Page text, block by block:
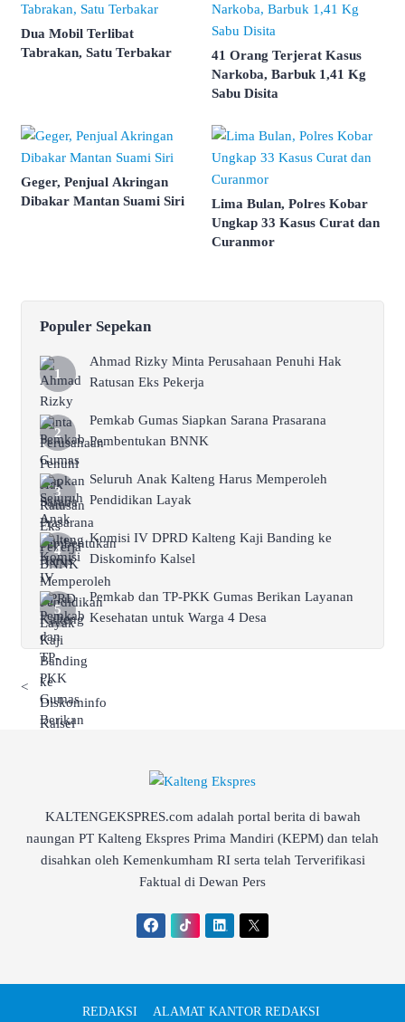
Dua Mobil Terlibat
Tabrakan, Satu Terbakar
41 Orang Terjerat Kasus
Narkoba, Barbuk 1,41 Kg
Sabu Disita
Geger, Penjual Akringan
Dibakar Mantan Suami Siri
Lima Bulan, Polres Kobar
Ungkap 33 Kasus Curat dan
Curanmor
Populer Sepekan
Ahmad Rizky Minta Perusahaan Penuhi Hak
Ratusan Eks Pekerja
Pemkab Gumas Siapkan Sarana Prasarana
Pembentukan BNNK
Seluruh Anak Kalteng Harus Memperoleh
Pendidikan Layak
Komisi IV DPRD Kalteng Kaji Banding ke
Diskominfo Kalsel
Pemkab dan TP-PKK Gumas Berikan Layanan
Kesehatan untuk Warga 4 Desa
<
KALTENGEKSPRES.com adalah portal berita di bawah
naungan PT Kalteng Ekspres Prima Mandiri (KEPM) dan telah
disahkan oleh Kemenkumham RI serta telah Terverifikasi
Faktual di Dewan Pers
REDAKSI
ALAMAT KANTOR REDAKSI